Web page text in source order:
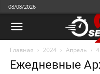
08/08/2026
Главная 2024 Апрель 4
Ежедневные